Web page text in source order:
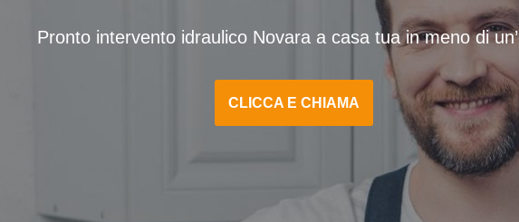
Pronto intervento idraulico Novara a casa tua in meno di
CLICCA E CHIAMA